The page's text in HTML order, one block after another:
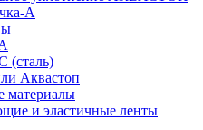
А
(сталь)
Аквастоп
материалы
и эластичные ленты